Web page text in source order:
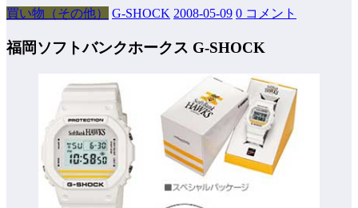
買い物（その他） G-SHOCK 2008-05-09 0 コメント
福岡ソフトバンクホークス G-SHOCK